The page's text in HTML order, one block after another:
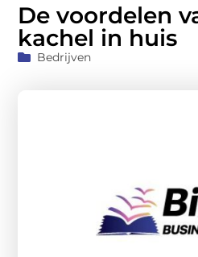
De voordelen
kachel in huis
Bedrijven